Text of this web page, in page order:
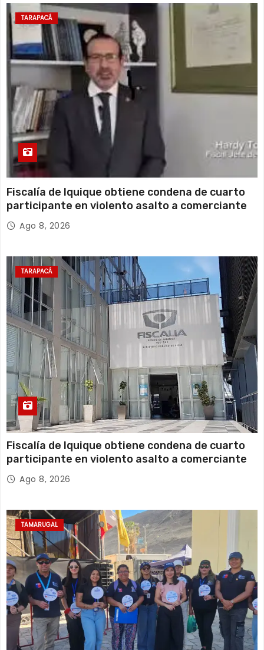
14 de agosto
Viernes 21°C
15 de agosto
Sábado 19°C
TARAPACÁ
Fiscalía de Iquique obtiene condena de cuarto
participante en violento asalto a comerciante
Ago 8, 2026
TARAPACÁ
Fiscalía de Iquique obtiene condena de cuarto
participante en violento asalto a comerciante
Ago 8, 2026
TAMARUGAL